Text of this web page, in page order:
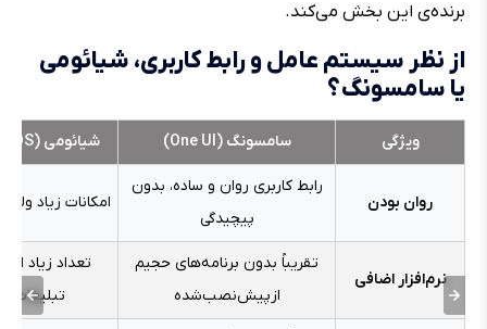
برنده‌ی این بخش می‌کند.
از نظر سیستم عامل و رابط کاربری، شیائومی
یا سامسونگ؟
ویژگی سامسونگ (One UI) شیائومی (MIUI / HyperOS)
روان بودن
رابط کاربری روان و ساده، بدون
پیچیدگی
امکانات زیاد
نرم‌افزار اضافی
تقریباً بدون برنامه‌های حجیم
ازپیش‌نصب‌شده
تعداد زیاد
تبلیغات